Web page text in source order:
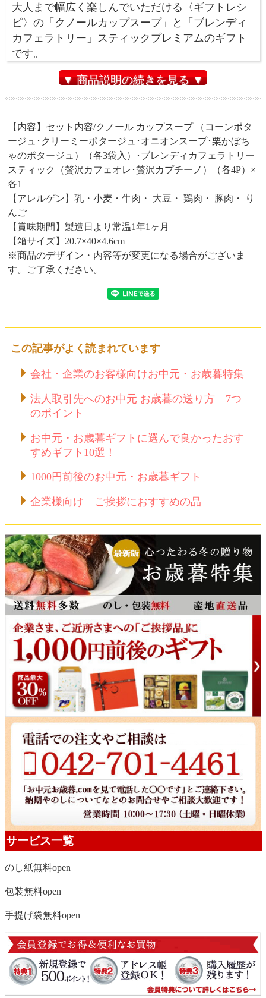
大人まで幅広く楽しんでいただける〈ギフトレシ
ピ〉の「クノールカップスープ」と「ブレンディ
カフェラトリー」スティックプレミアムのギフト
です。
▼ 商品説明の続きを見る ▼
【内容】セット内容/クノール カップスープ （コーンポタ
ージュ･クリーミーポタージュ･オニオンスープ･栗かぼち
ゃのポタージュ）（各3袋入）･ブレンディカフェラトリー
スティック（贅沢カフェオレ･贅沢カプチーノ）（各4P）×
各1
【アレルゲン】乳・小麦・牛肉・ 大豆・ 鶏肉・ 豚肉・ り
んご
【賞味期間】製造日より常温1年1ヶ月
【箱サイズ】20.7×40×4.6cm
※商品のデザイン・内容等が変更になる場合がございま
す。ご了承ください。
この記事がよく読まれています
会社・企業のお客様向けお中元・お歳暮特集
法人取引先へのお中元 お歳暮の送り方 7つ
のポイント
お中元・お歳暮ギフトに選んで良かったおす
すめギフト10選！
1000円前後のお中元・お歳暮ギフト
企業様向け ご挨拶におすすめの品
サービス一覧
のし紙無料open
包装無料open
手提げ袋無料open